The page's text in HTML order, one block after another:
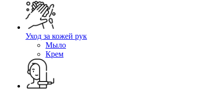
Уход за кожей рук
Мыло
Крем